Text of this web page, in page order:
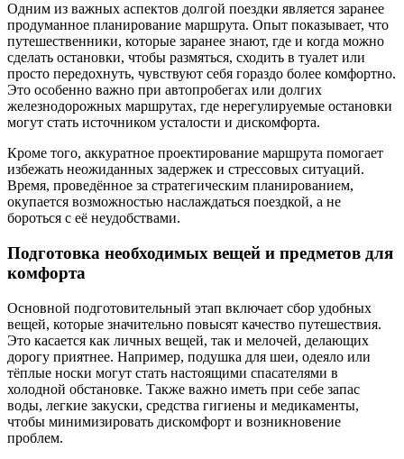
Одним из важных аспектов долгой поездки является заранее
продуманное планирование маршрута. Опыт показывает, что
путешественники, которые заранее знают, где и когда можно
сделать остановки, чтобы размяться, сходить в туалет или
просто передохнуть, чувствуют себя гораздо более комфортно.
Это особенно важно при автопробегах или долгих
железнодорожных маршрутах, где нерегулируемые остановки
могут стать источником усталости и дискомфорта.
Кроме того, аккуратное проектирование маршрута помогает
избежать неожиданных задержек и стрессовых ситуаций.
Время, проведённое за стратегическим планированием,
окупается возможностью наслаждаться поездкой, а не
бороться с её неудобствами.
Подготовка необходимых вещей и предметов для
комфорта
Основной подготовительный этап включает сбор удобных
вещей, которые значительно повысят качество путешествия.
Это касается как личных вещей, так и мелочей, делающих
дорогу приятнее. Например, подушка для шеи, одеяло или
тёплые носки могут стать настоящими спасателями в
холодной обстановке. Также важно иметь при себе запас
воды, легкие закуски, средства гигиены и медикаменты,
чтобы минимизировать дискомфорт и возникновение
проблем.